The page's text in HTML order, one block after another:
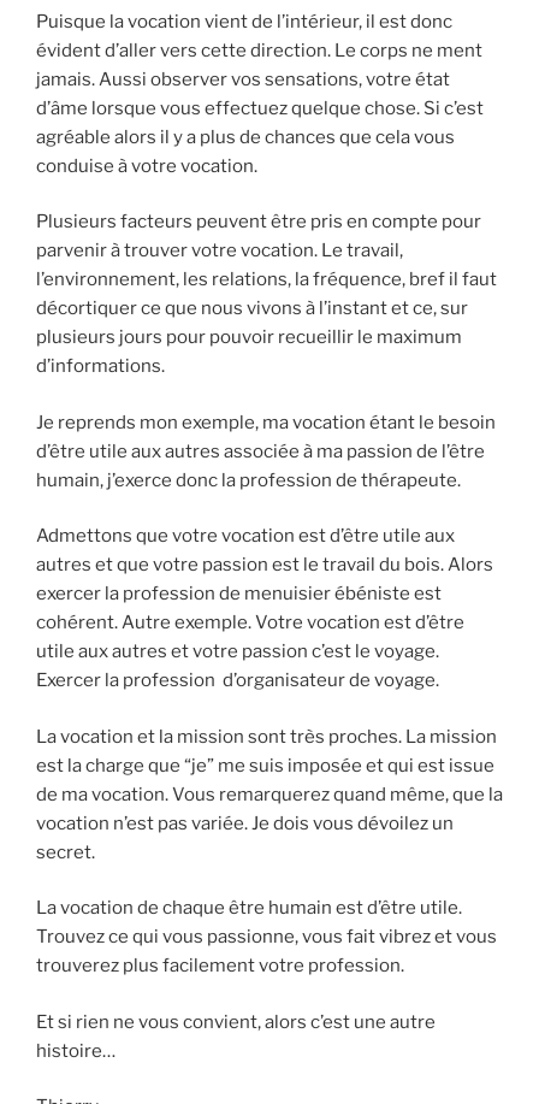
Puisque la vocation vient de l’intérieur, il est donc
évident d’aller vers cette direction. Le corps ne ment
jamais. Aussi observer vos sensations, votre état
d’âme lorsque vous effectuez quelque chose. Si c’est
agréable alors il y a plus de chances que cela vous
conduise à votre vocation.
Plusieurs facteurs peuvent être pris en compte pour
parvenir à trouver votre vocation. Le travail,
l’environnement, les relations, la fréquence, bref il faut
décortiquer ce que nous vivons à l’instant et ce, sur
plusieurs jours pour pouvoir recueillir le maximum
d’informations.
Je reprends mon exemple, ma vocation étant le besoin
d’être utile aux autres associée à ma passion de l’être
humain, j’exerce donc la profession de thérapeute.
Admettons que votre vocation est d’être utile aux
autres et que votre passion est le travail du bois. Alors
exercer la profession de menuisier ébéniste est
cohérent. Autre exemple. Votre vocation est d’être
utile aux autres et votre passion c’est le voyage.
Exercer la profession d’organisateur de voyage.
La vocation et la mission sont très proches. La mission
est la charge que “je” me suis imposée et qui est issue
de ma vocation. Vous remarquerez quand même, que la
vocation n’est pas variée. Je dois vous dévoilez un
secret.
La vocation de chaque être humain est d’être utile.
Trouvez ce qui vous passionne, vous fait vibrez et vous
trouverez plus facilement votre profession.
Et si rien ne vous convient, alors c’est une autre
histoire…